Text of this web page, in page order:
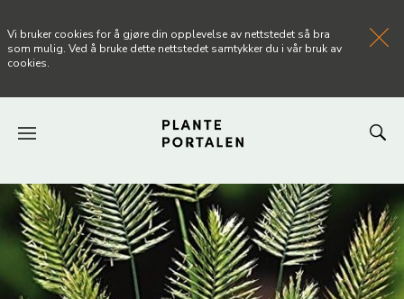
FORSIDEN
NYHETER
ARTIKLER
Vi bruker cookies for å gjøre din opplevelse av nettstedet så bra
som mulig. Ved å bruke dette nettstedet samtykker du i vår bruk av
cookies.